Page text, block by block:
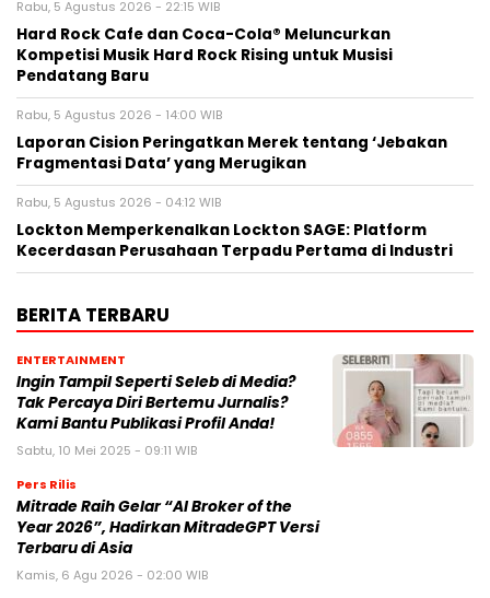
Rabu, 5 Agustus 2026 - 22:15 WIB
Hard Rock Cafe dan Coca-Cola® Meluncurkan
Kompetisi Musik Hard Rock Rising untuk Musisi
Pendatang Baru
Rabu, 5 Agustus 2026 - 14:00 WIB
Laporan Cision Peringatkan Merek tentang ‘Jebakan
Fragmentasi Data’ yang Merugikan
Rabu, 5 Agustus 2026 - 04:12 WIB
Lockton Memperkenalkan Lockton SAGE: Platform
Kecerdasan Perusahaan Terpadu Pertama di Industri
BERITA TERBARU
ENTERTAINMENT
Ingin Tampil Seperti Seleb di Media?
Tak Percaya Diri Bertemu Jurnalis?
Kami Bantu Publikasi Profil Anda!
Sabtu, 10 Mei 2025 - 09:11 WIB
Pers Rilis
Mitrade Raih Gelar “AI Broker of the
Year 2026”, Hadirkan MitradeGPT Versi
Terbaru di Asia
Kamis, 6 Agu 2026 - 02:00 WIB